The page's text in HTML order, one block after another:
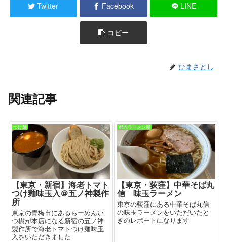
Twitter Facebook LINE
コピー
ひまさとし
関連記事
つけ麺
【東京・新宿】海老トマト
つけ麺味玉入＠五ノ神製作
所
東京の青梅市にあるらーめんい
つ樹が本店になる新宿の五ノ神
製作所で海老トマトつけ麺味玉
入をいただきました
都内ラーメン屋
【東京・荻窪】中華そば丸
信 味玉ラーメン
東京の荻窪にある中華そば丸信
の味玉ラーメンをいただいたと
きのレポートになります